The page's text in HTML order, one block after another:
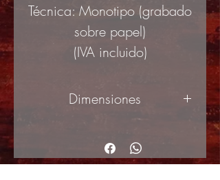
Técnica: Monotipo (grabado
sobre papel)
(IVA incluido)
Dimensiones